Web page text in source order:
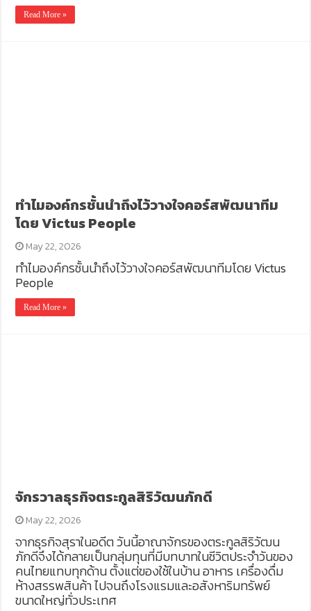
Read More »
ทำไมองค์กรชั้นนำถึงไว้วางใจคอร์สพัฒนาทีม
โดย Victus People
May 22, 2026
ทำไมองค์กรชั้นนำถึงไว้วางใจคอร์สพัฒนาทีมโดย Victus
People
Read More »
จักรวาลธุรกิจตระกูลสิริวัฒนภักดี
May 22, 2026
จากธุรกิจสุราในอดีต วันนี้อาณาจักรของตระกูลสิริวัฒน
ภักดีจึงได้กลายเป็นกลุ่มทุนที่มีบทบาทในชีวิตประจำวันของ
คนไทยแทบทุกด้าน ตั้งแต่ของใช้ในบ้าน อาหาร เครื่องดื่ม
ห้างสรรพสินค้า ไปจนถึงโรงแรมและอสังหาริมทรัพย์
ขนาดใหญ่ทั่วประเทศ